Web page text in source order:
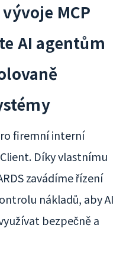
MCP
AI agentům
firemní interní
Díky vlastnímu
zavádíme řízení
nákladů, aby AI
bezpečně a